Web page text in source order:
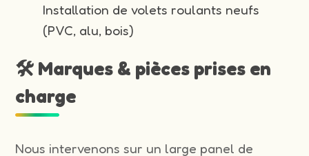
Installation de volets roulants neufs
(PVC, alu, bois)
🛠️ Marques & pièces prises en
charge
Nous intervenons sur un large panel de